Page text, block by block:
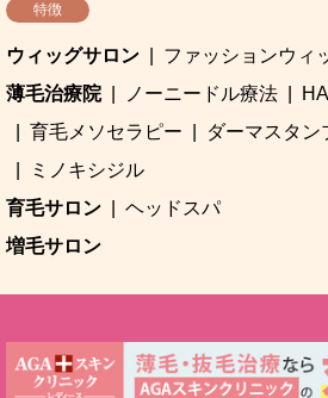
特徴
ウィッグサロン ファッションウィ
薄毛治療院
ノーニードル療法
育毛メソセラピー
ダーマスタン
ミノキシジル
育毛サロン
ヘッドスパ
増毛サロン